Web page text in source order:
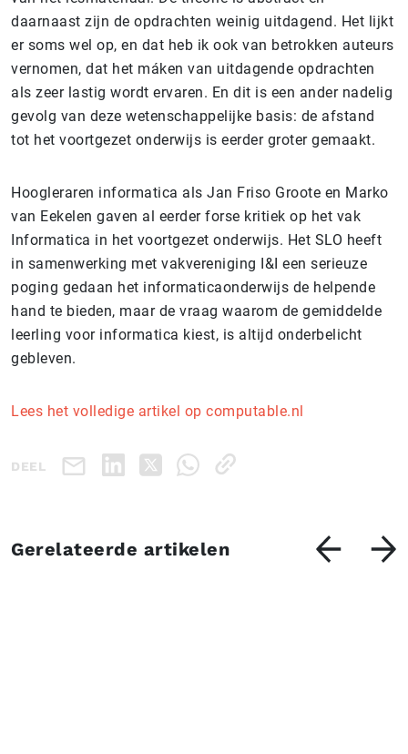
daarnaast zijn de opdrachten weinig uitdagend. Het lijkt
er soms wel op, en dat heb ik ook van betrokken auteurs
vernomen, dat het máken van uitdagende opdrachten
als zeer lastig wordt ervaren. En dit is een ander nadelig
gevolg van deze wetenschappelijke basis: de afstand
tot het voortgezet onderwijs is eerder groter gemaakt.
Hoogleraren informatica als Jan Friso Groote en Marko
van Eekelen gaven al eerder forse kritiek op het vak
Informatica in het voortgezet onderwijs. Het SLO heeft
in samenwerking met vakvereniging I&I een serieuze
poging gedaan het informaticaonderwijs de helpende
hand te bieden, maar de vraag waarom de gemiddelde
leerling voor informatica kiest, is altijd onderbelicht
gebleven.
Lees het volledige artikel op computable.nl
DEEL
Gerelateerde artikelen